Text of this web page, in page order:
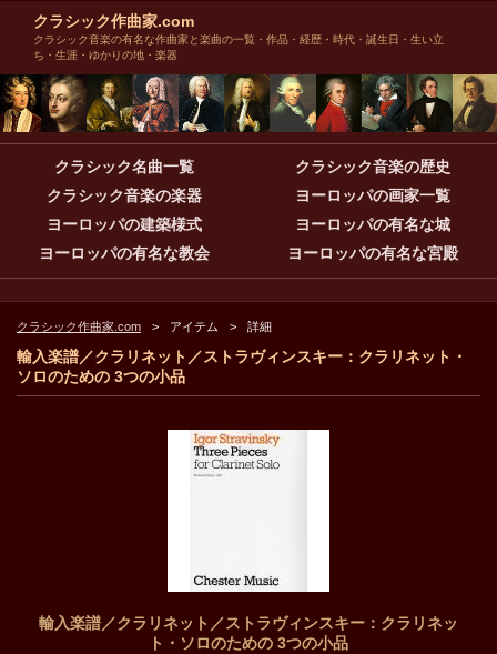
クラシック作曲家.com
クラシック音楽の有名な作曲家と楽曲の一覧・作品・経歴・時代・誕生日・生い立
ち・生涯・ゆかりの地・楽器
クラシック名曲一覧
クラシック音楽の歴史
クラシック音楽の楽器
ヨーロッパの画家一覧
ヨーロッパの建築様式
ヨーロッパの有名な城
ヨーロッパの有名な教会
ヨーロッパの有名な宮殿
クラシック作曲家.com アイテム 詳細
輸入楽譜／クラリネット／ストラヴィンスキー：クラリネット・
ソロのための 3つの小品
輸入楽譜／クラリネット／ストラヴィンスキー：クラリネッ
ト・ソロのための 3つの小品